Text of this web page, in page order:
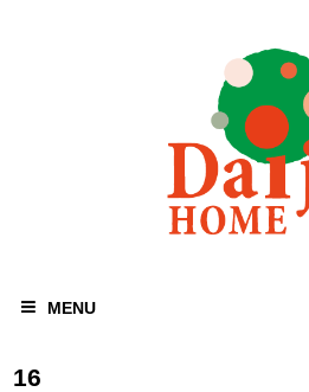
MENU
16